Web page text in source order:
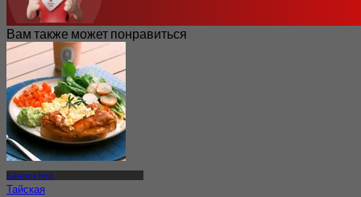
Вам также может понравиться
Бангкок Ной
Тайская